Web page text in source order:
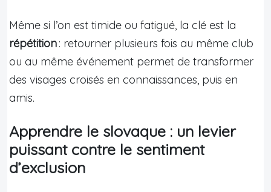
Même si l’on est timide ou fatigué, la clé est la
répétition: retourner plusieurs fois au même club
ou au même événement permet de transformer
des visages croisés en connaissances, puis en
amis.
Apprendre le slovaque : un levier
puissant contre le sentiment
d’exclusion